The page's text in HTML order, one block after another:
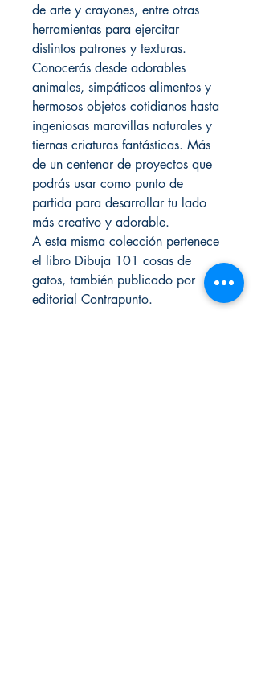
de arte y crayones, entre otras
herramientas para ejercitar
distintos patrones y texturas.
Conocerás desde adorables
animales, simpáticos alimentos y
hermosos objetos cotidianos hasta
ingeniosas maravillas naturales y
tiernas criaturas fantásticas. Más
de un centenar de proyectos que
podrás usar como punto de
partida para desarrollar tu lado
más creativo y adorable.
A esta misma colección pertenece
el libro Dibuja 101 cosas de
gatos, también publicado por
editorial Contrapunto.